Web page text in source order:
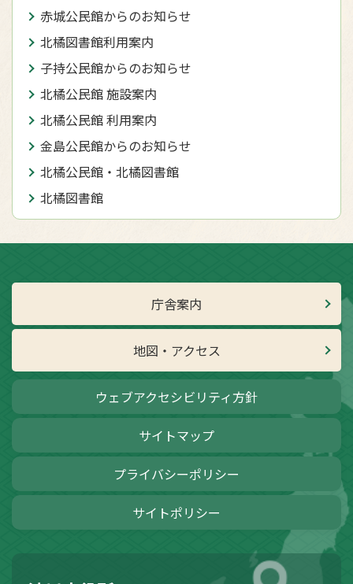
赤城公民館からのお知らせ
北橘図書館利用案内
子持公民館からのお知らせ
北橘公民館 施設案内
北橘公民館 利用案内
金島公民館からのお知らせ
北橘公民館・北橘図書館
北橘図書館
庁舎案内
地図・アクセス
ウェブアクセシビリティ方針
サイトマップ
プライバシーポリシー
サイトポリシー